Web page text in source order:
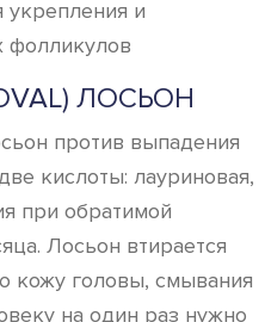
ЛОСЬОН
против выпадения
кислоты: лауриновая,
при обратимой
Лосьон втирается
кожу головы, смывания
на один раз нужно